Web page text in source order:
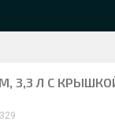
3,3 Л С